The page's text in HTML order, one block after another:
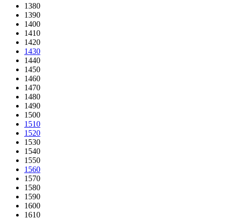
1380
1390
1400
1410
1420
1430
1440
1450
1460
1470
1480
1490
1500
1510
1520
1530
1540
1550
1560
1570
1580
1590
1600
1610